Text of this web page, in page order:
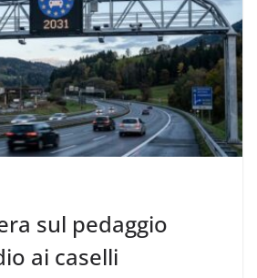
sul pedaggio
ai caselli